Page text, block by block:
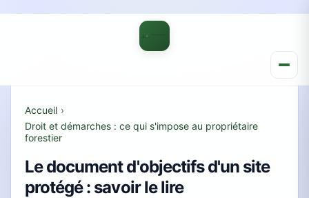
Accueil ›
Droit et démarches : ce qui s'impose au propriétaire
forestier
Le document d'objectifs d'un site
protégé : savoir le lire